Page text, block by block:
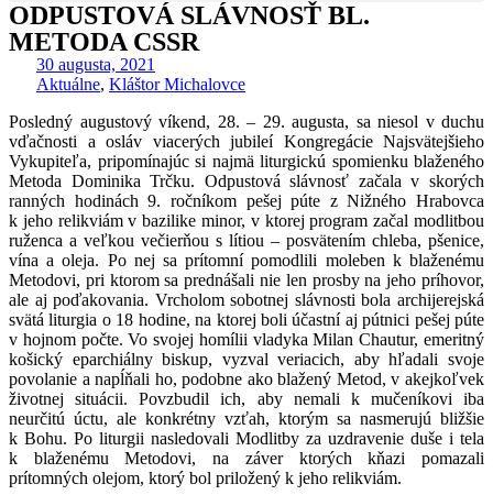
ODPUSTOVÁ SLÁVNOSŤ BL.
METODA CSSR
30 augusta, 2021
Aktuálne, Kláštor Michalovce
Posledný augustový víkend, 28. – 29. augusta, sa niesol v duchu
vďačnosti a osláv viacerých jubileí Kongregácie Najsvätejšieho
Vykupiteľa, pripomínajúc si najmä liturgickú spomienku blaženého
Metoda Dominika Trčku. Odpustová slávnosť začala v skorých
ranných hodinách 9. ročníkom pešej púte z Nižného Hrabovca
k jeho relikviám v bazilike minor, v ktorej program začal modlitbou
ruženca a veľkou večierňou s lítiou – posvätením chleba, pšenice,
vína a oleja. Po nej sa prítomní pomodlili moleben k blaženému
Metodovi, pri ktorom sa prednášali nie len prosby na jeho príhovor,
ale aj poďakovania. Vrcholom sobotnej slávnosti bola archijerejská
svätá liturgia o 18 hodine, na ktorej boli účastní aj pútnici pešej púte
v hojnom počte. Vo svojej homílii vladyka Milan Chautur, emeritný
košický eparchiálny biskup, vyzval veriacich, aby hľadali svoje
povolanie a napĺňali ho, podobne ako blažený Metod, v akejkoľvek
životnej situácii. Povzbudil ich, aby nemali k mučeníkovi iba
neurčitú úctu, ale konkrétny vzťah, ktorým sa nasmerujú bližšie
k Bohu. Po liturgii nasledovali Modlitby za uzdravenie duše i tela
k blaženému Metodovi, na záver ktorých kňazi pomazali
prítomných olejom, ktorý bol priložený k jeho relikviám.